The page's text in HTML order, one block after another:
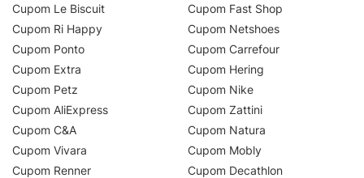
Cupom Le Biscuit
Cupom Ri Happy
Cupom Ponto
Cupom Extra
Cupom Petz
Cupom AliExpress
Cupom C&A
Cupom Vivara
Cupom Renner
Cupom Fast Shop
Cupom Netshoes
Cupom Carrefour
Cupom Hering
Cupom Nike
Cupom Zattini
Cupom Natura
Cupom Mobly
Cupom Decathlon